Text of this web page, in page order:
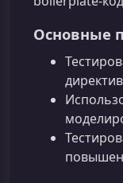
Основные